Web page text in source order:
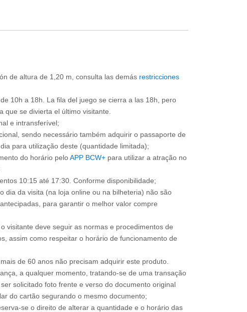
de altura de 1,20 m, consulta las demás restricciones
10h a 18h. La fila del juego se cierra a las 18h, pero
que se divierta el último visitante.
e intransferível;
sendo necessário também adquirir o passaporte de
para utilização deste (quantidade limitada);
do horário peloAPP BCW+ para utilizar a atração no
10:15 até 17:30. Conforme disponibilidade;
dia da visita (na loja online ou na bilheteria) não são
para garantir o melhor valor compre
visitante deve seguir as normas e procedimentos de
assim como respeitar o horário de funcionamento de
de 60 anos não precisam adquirir este produto.
a qualquer momento, tratando-se de uma transação
solicitado foto frente e verso do documento original
do cartão segurando o mesmo documento;
se o direito de alterar a quantidade e o horário das